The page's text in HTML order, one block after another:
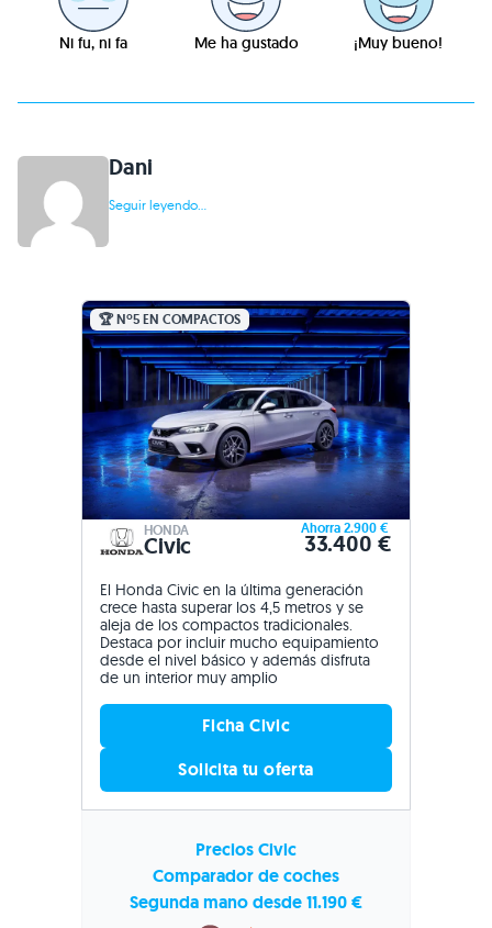
Ni fu, ni fa Me ha gustado ¡Muy bueno!
Dani
Seguir leyendo...
🏆 Nº5 EN COMPACTOS
HONDA
Civic
Ahorra 2.900 €
33.400 €
El Honda Civic en la última generación
crece hasta superar los 4,5 metros y se
aleja de los compactos tradicionales.
Destaca por incluir mucho equipamiento
desde el nivel básico y además disfruta
de un interior muy amplio
Ficha Civic
Solicita tu oferta
Precios Civic
Comparador de coches
Segunda mano desde 11.190 €